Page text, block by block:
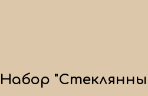
Набор